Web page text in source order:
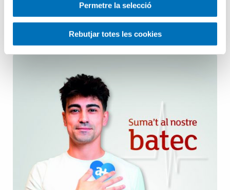
Permetre la selecció
Rebutjar totes les cookies
Salut Mental